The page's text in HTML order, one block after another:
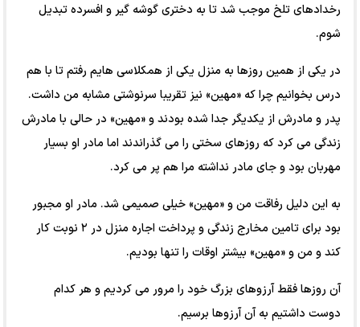
رخدادهای تلخ موجب شد تا به دختری گوشه گیر و افسرده تبدیل
شوم.
در یکی از همین روزها به منزل یکی از همکلاسی هایم رفتم تا با هم
درس بخوانیم چرا که «مهین» نیز تقریبا سرنوشتی مشابه من داشت.
پدر و مادرش از یکدیگر جدا شده بودند و «مهین» در حالی با مادرش
زندگی می کرد که روزهای سختی را می گذراندند اما مادر او بسیار
مهربان بود و جای مادر نداشته مرا هم پر می کرد.
به این دلیل رفاقت من و «مهین» خیلی صمیمی شد. مادر او مجبور
بود برای تامین مخارج زندگی و پرداخت اجاره منزل در ۲ نوبت کار
کند و من و «مهین» بیشتر اوقات را تنها بودیم.
آن روزها فقط آرزوهای بزرگ خود را مرور می کردیم و هر کدام
دوست داشتیم به آن آرزوها برسیم.